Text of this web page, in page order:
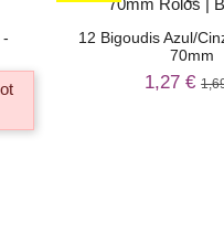
12 Bigoudis Azul/
70mm
1,27 €